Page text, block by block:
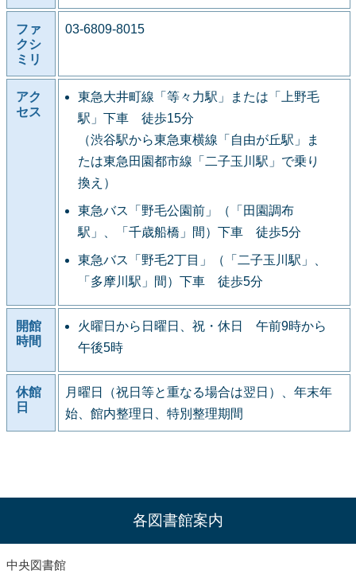
ファ
クシ
ミリ
03-6809-8015
アク
セス
東急大井町線「等々力駅」または「上野毛
駅」下車 徒歩15分
（渋谷駅から東急東横線「自由が丘駅」ま
たは東急田園都市線「二子玉川駅」で乗り
換え）
東急バス「野毛公園前」（「田園調布
駅」、「千歳船橋」間）下車 徒歩5分
東急バス「野毛2丁目」（「二子玉川駅」、
「多摩川駅」間）下車 徒歩5分
開館
時間
火曜日から日曜日、祝・休日 午前9時から
午後5時
休館
日
月曜日（祝日等と重なる場合は翌日）、年末年
始、館内整理日、特別整理期間
各図書館案内
中央図書館